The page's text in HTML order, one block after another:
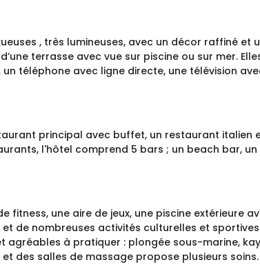
, très lumineuses, avec un décor raffiné
terrasse avec vue sur piscine ou sur mer.
téléphone avec ligne directe, une télévision
principal avec buffet, un restaurant
l'hôtel comprend 5 bars ; un beach bar,
fitness, une aire de jeux, une piscine extérieure
de nombreuses activités culturelles et
agréables à pratiquer : plongée sous-marine,
des salles de massage propose plusieurs soins.